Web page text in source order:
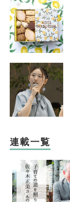
連載一覧